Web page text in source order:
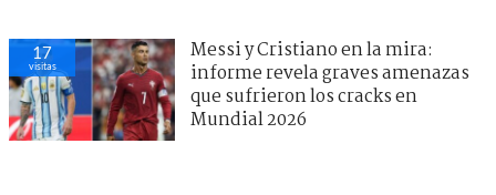
17
visitas
Messi y Cristiano en la mira:
informe revela graves amenazas
que sufrieron los cracks en
Mundial 2026